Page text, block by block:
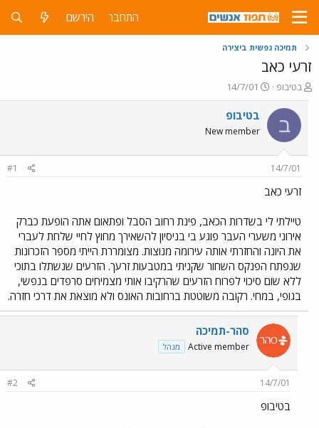
התחבר הירשם
תמיכה נפשית ביצירה
זרעי כאב
פ
ו
ת
ח
ה
ש
א
בטיבופ
פ
ו
ר
ם
14/7/01
ב בטיבופ
New member
14/7/01
#1
זרעי כאב
טיילתי לי בשדרות הכאב, פינת רחוב הסבל ופתאום אתה הופעת כברק
אירוני משערי העבר פוגע בי בניסיון להשאירך מחוץ לחיי שלחת לעברי
את היונה והחזרתי אותה עירומה מנוצות. מצומררת הייתי מספר הזכרונות
שנפתח הפנקס השחור שקניתי במטבעות זרעך. הזרעים שנשתלו בתוכי
ללא שום סיכוי לפרוח הזרעים שהרקיבו אותי מצמיחים סרפדים בנפשי,
בגופי, במחי. רקובה משוטטת ברחובות האונס ולא מוצאת את דרכי חזרה.
סהר-תמיכה
Active member מנהל
14/7/01
#2
בטיבופ